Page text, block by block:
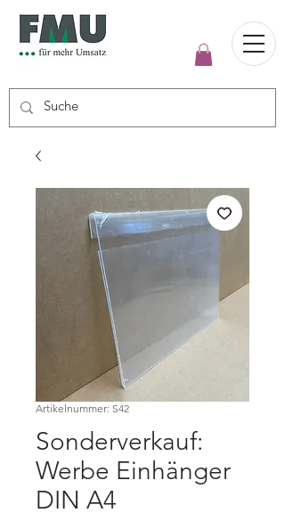
Artikelnummer: S42
Sonderverkauf:
Werbe Einhänger
DIN A4